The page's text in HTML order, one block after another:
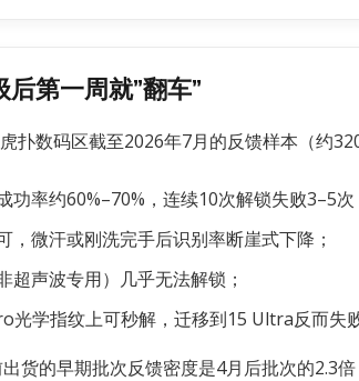
第一周就”翻车”
扑数码区截至2026年7月的反馈样本（约
功率约60%–70%，连续10次解锁失败3–5次
，微汗或刚洗完手后识别率断崖式下降；
超声波专用）几乎无法解锁；
光学指纹上可秒解，迁移到15 Ultra反而失败
货的早期批次反馈密度是4月后批次的2.3